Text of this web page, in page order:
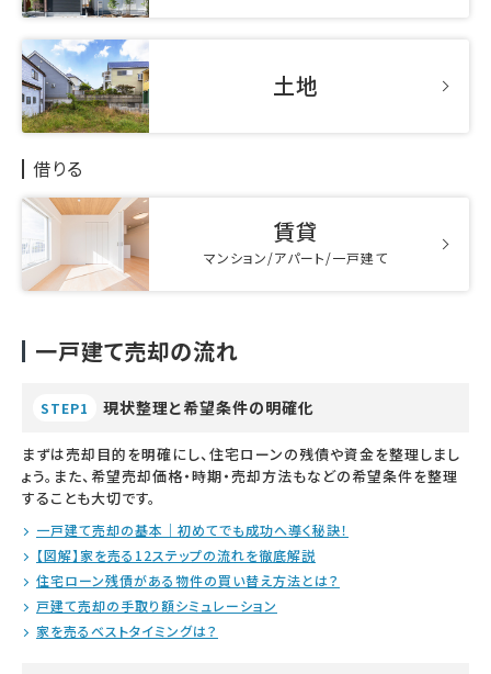
土地
借りる
賃貸
マンション/アパート/一戸建て
一戸建て売却の流れ
STEP1 現状整理と希望条件の明確化
まずは売却目的を明確にし、住宅ローンの残債や資金を整理しまし
ょう。また、希望売却価格・時期・売却方法もなどの希望条件を整理
することも大切です。
一戸建て売却の基本｜初めてでも成功へ導く秘訣！
【図解】家を売る12ステップの流れを徹底解説
住宅ローン残債がある物件の買い替え方法とは？
戸建て売却の手取り額シミュレーション
家を売るベストタイミングは？